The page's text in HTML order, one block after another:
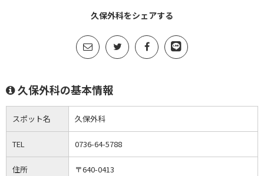
久保外科をシェアする
久保外科の基本情報
スポット名 久保外科
TEL 0736-64-5788
住所
〒640-0413